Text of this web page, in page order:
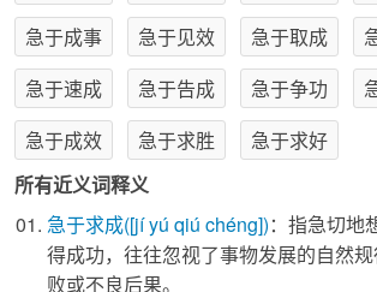
急于成事
急于见效 急于取成
急于速成
急于告成 急于争功
急于成效
急于求胜
急于求好
所有近义词释义
急于求成([jí yú qiú chéng])：指急切地
得成功，往往忽视了事物发展的自然
败或不良后果。